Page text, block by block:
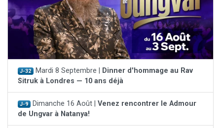
J-32 Mardi 8 Septembre |
Dinner d'hommage au Rav
Sitruk à Londres — 10 ans déjà
J-9 Dimanche 16 Août | Venez rencontrer le Admour
de Ungvar à Natanya!